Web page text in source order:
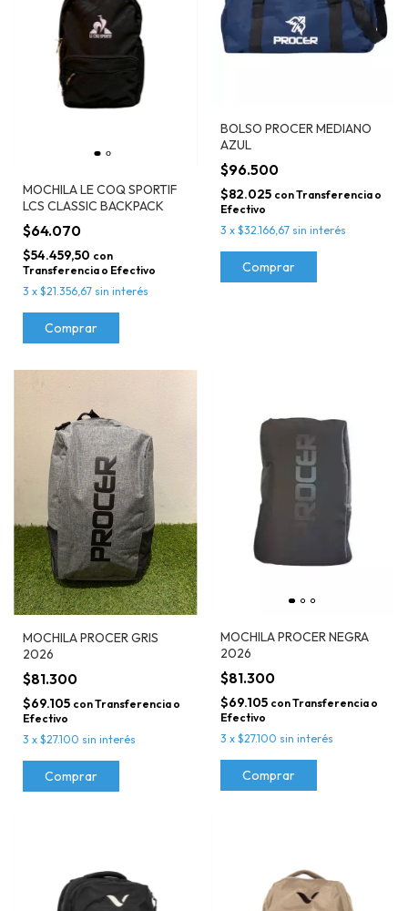
MOCHILA LE COQ SPORTIF
LCS CLASSIC BACKPACK
$64.070
$54.459,50 con
Transferencia o Efectivo
3 x $21.356,67 sin interés
BOLSO PROCER MEDIANO
AZUL
$96.500
$82.025 conTransferencia o
Efectivo
3 x $32.166,67 sin interés
Comprar
MOCHILA PROCER GRIS
2026
$81.300
$69.105 conTransferencia o
Efectivo
3 x $27.100 sin interés
Comprar
MOCHILA PROCER NEGRA
2026
$81.300
$69.105 conTransferencia o
Efectivo
3 x $27.100 sin interés
Comprar